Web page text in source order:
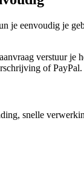
eenvoudig je
verstuur je
of PayPal.
snelle